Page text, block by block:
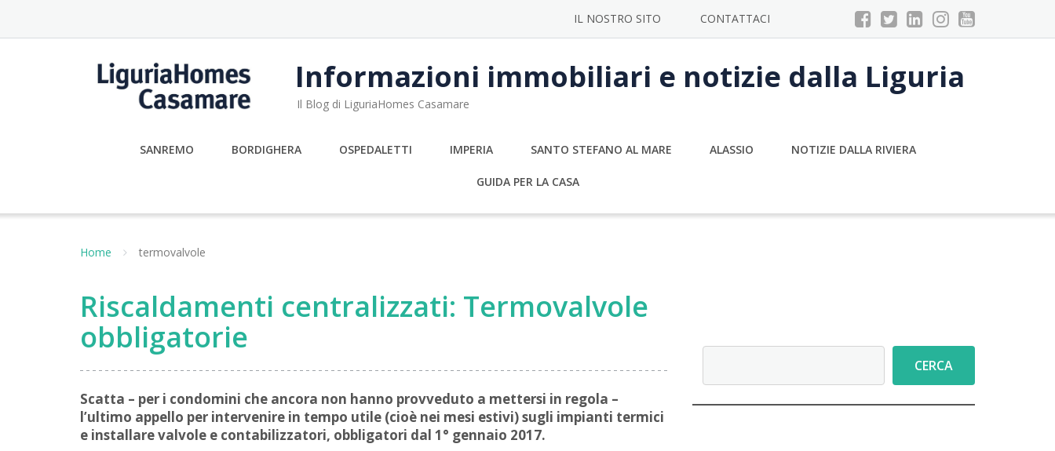
content
IL NOSTRO SITO CONTATTACI
Informazioni immobiliari e notizie dalla Liguria
Il Blog di LiguriaHomes Casamare
SANREMO BORDIGHERA OSPEDALETTI IMPERIA SANTO STEFANO AL MARE ALASSIO NOTIZIE DALLA RIVIERA
GUIDA PER LA CASA
Home termovalvole
Riscaldamenti centralizzati: Termovalvole
obbligatorie
Scatta – per i condomini che ancora non hanno provveduto a mettersi in regola –
l’ultimo appello per intervenire in tempo utile (cioè nei mesi estivi) sugli impianti termici
e installare valvole e contabilizzatori, obbligatori dal 1° gennaio 2017.
CERCA